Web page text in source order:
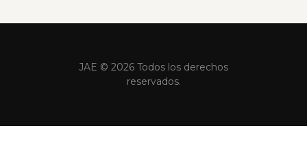
JAE © 2026 Todos los derechos
reservados.